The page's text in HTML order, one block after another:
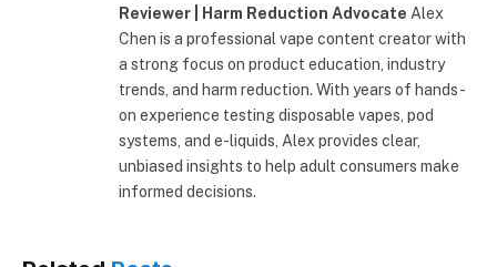
Reviewer | Harm Reduction Advocate Alex
Chen is a professional vape content creator with
a strong focus on product education, industry
trends, and harm reduction. With years of hands-
on experience testing disposable vapes, pod
systems, and e-liquids, Alex provides clear,
unbiased insights to help adult consumers make
informed decisions.